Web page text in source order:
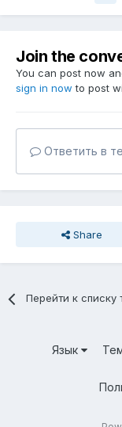
Join the
You can post now
sign in now to post
Ответить в
Share
Перейти к списку
Язык